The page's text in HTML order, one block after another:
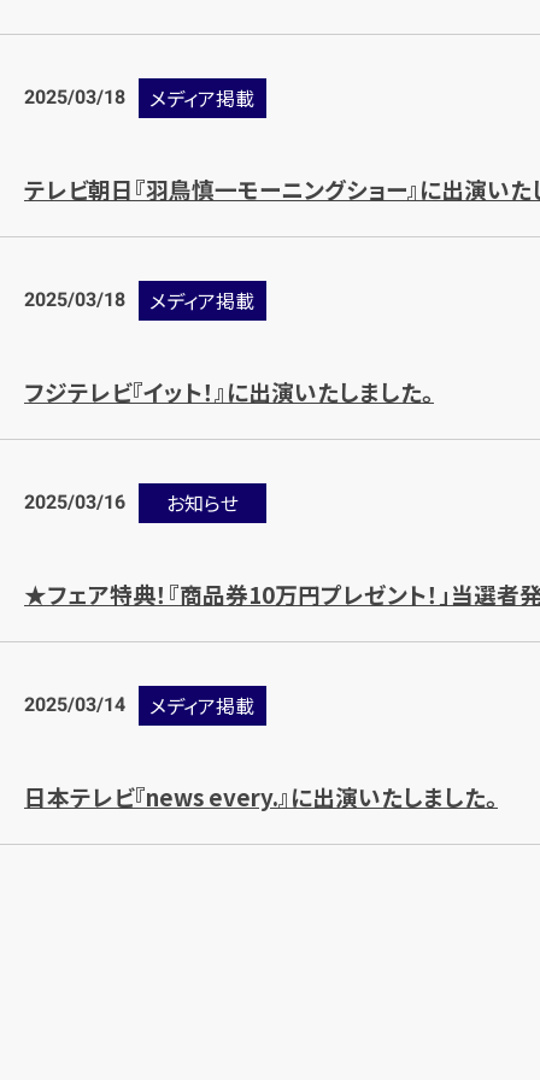
2025/03/18 メディア掲載
テレビ朝日『羽鳥慎一モーニングショー』に出演いた
2025/03/18 メディア掲載
フジテレビ『イット！』に出演いたしました。
2025/03/16 お知らせ
★フェア特典！『商品券10万円プレゼント！」当選者発
2025/03/14 メディア掲載
日本テレビ『news every.』に出演いたしました。